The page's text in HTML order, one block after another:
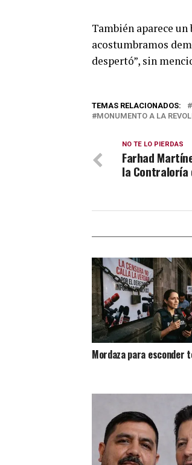
También aparece
acostumbramos
despertó”, sin
TEMAS RELACIONADOS:
MONUMENTO A LA
NO TE LO PIERDAS
Farhad
la Contraloría
Mordaza para esconder